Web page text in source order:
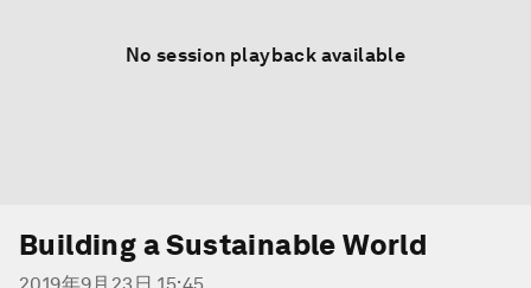
No session playback available
Building a Sustainable World